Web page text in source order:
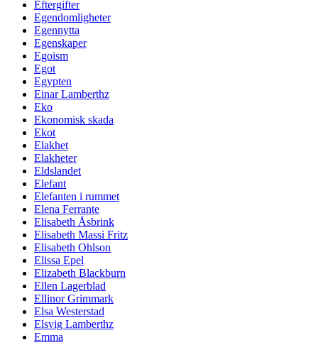
Eftergifter
Egendomligheter
Egennytta
Egenskaper
Egoism
Egot
Egypten
Einar Lamberthz
Eko
Ekonomisk skada
Ekot
Elakhet
Elakheter
Eldslandet
Elefant
Elefanten i rummet
Elena Ferrante
Elisabeth Åsbrink
Elisabeth Massi Fritz
Elisabeth Ohlson
Elissa Epel
Elizabeth Blackburn
Ellen Lagerblad
Ellinor Grimmark
Elsa Westerstad
Elsvig Lamberthz
Emma